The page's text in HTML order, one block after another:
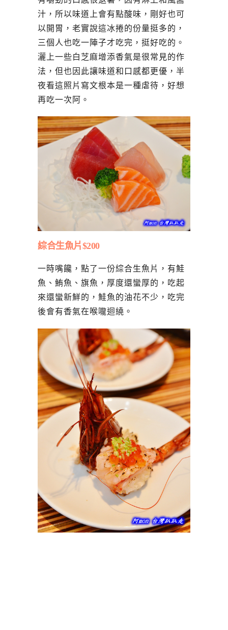
汁，所以味道上會有點酸味，剛好也可
以開胃，老實說這冰捲的份量挺多的，
三個人也吃一陣子才吃完，挺好吃的。
灑上一些白芝麻增添香氣是很常見的作
法，但也因此讓味道和口感都更優，半
夜看這照片寫文根本是一種虐待，好想
再吃一次阿。
綜合生魚片$200
一時嘴饞，點了一份綜合生魚片，有鮭
魚、鮪魚、旗魚，厚度還蠻厚的，吃起
來還蠻新鮮的，鮭魚的油花不少，吃完
後會有香氣在喉嚨迴繞。